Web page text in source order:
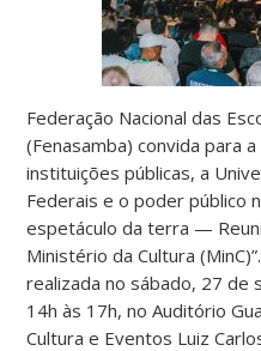
Federação Nacional das
(Fenasamba) convida para
instituições públicas, a
Federais e o poder público
espetáculo da terra —
Ministério da Cultura
realizada no sábado, 27 de
14h às 17h, no Auditório
Cultura e Eventos Luiz